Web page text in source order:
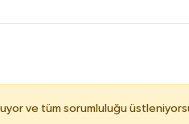
ve tüm sorumluluğu